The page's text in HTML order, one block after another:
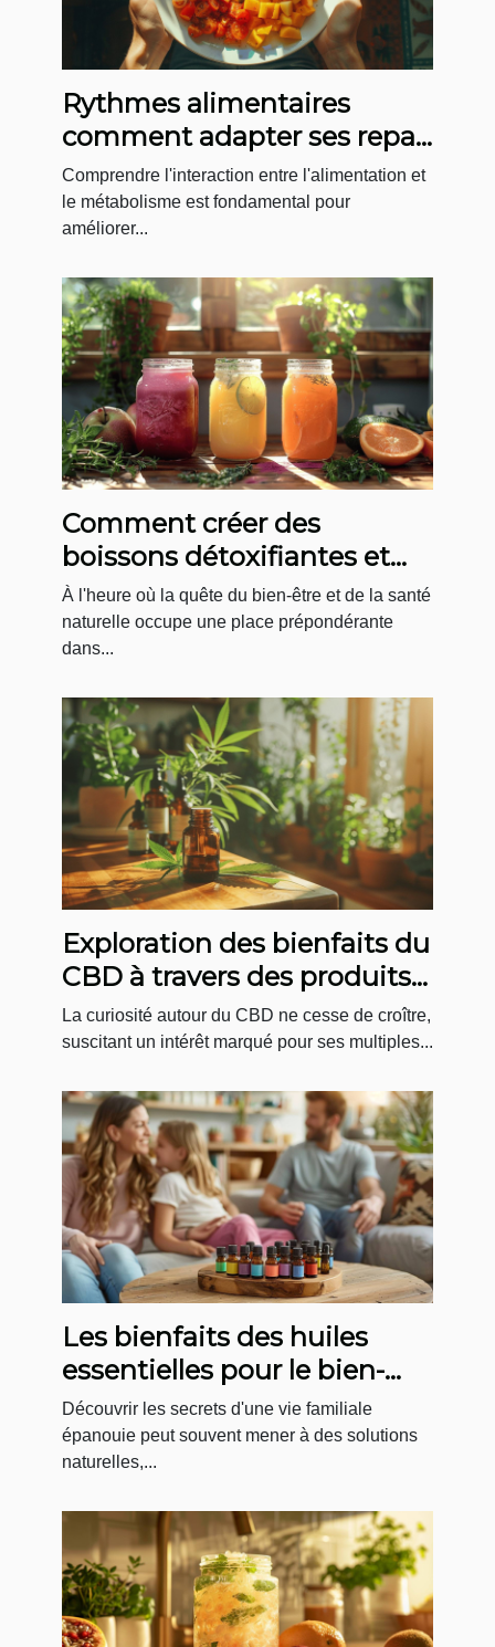
Rythmes alimentaires
comment adapter ses repas
pour optimiser son
metabolisme
Comprendre l'interaction entre l'alimentation et
le métabolisme est fondamental pour
améliorer...
Comment créer des
boissons détoxifiantes et
gourmandes chez soi
À l'heure où la quête du bien-être et de la santé
naturelle occupe une place prépondérante
dans...
Exploration des bienfaits du
CBD à travers des produits
innovants
La curiosité autour du CBD ne cesse de croître,
suscitant un intérêt marqué pour ses multiples...
Les bienfaits des huiles
essentielles pour le bien-
être familial
Découvrir les secrets d'une vie familiale
épanouie peut souvent mener à des solutions
naturelles,...